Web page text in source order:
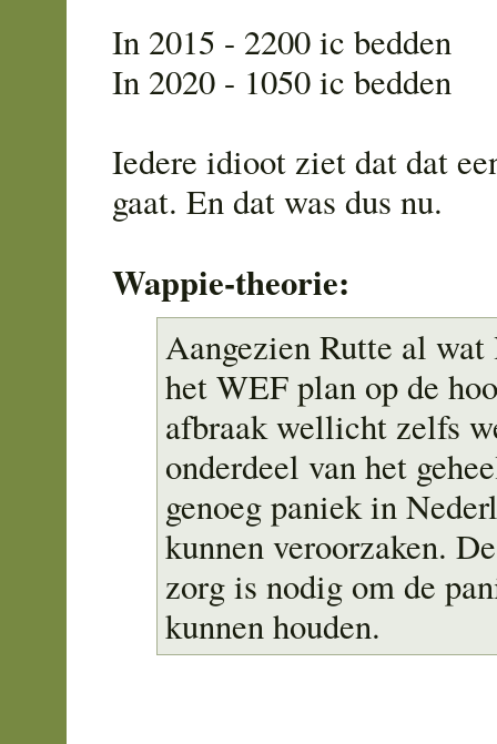
In 2015 - 2200 ic bedden
In 2020 - 1050 ic bedden
Iedere idioot ziet dat dat
gaat. En dat was dus nu.
Wappie-theorie:
Aangezien Rutte al wat
het WEF plan op de
afbraak wellicht zelfs
onderdeel van het
genoeg paniek in
kunnen veroorzaken.
zorg is nodig om de
kunnen houden.